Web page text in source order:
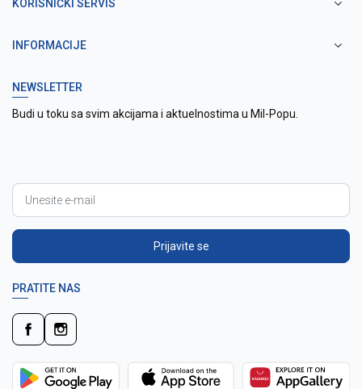
KORISNIČKI SERVIS
INFORMACIJE
NEWSLETTER
Budi u toku sa svim akcijama i aktuelnostima u Mil-Popu.
Prijavite se
PRATITE NAS